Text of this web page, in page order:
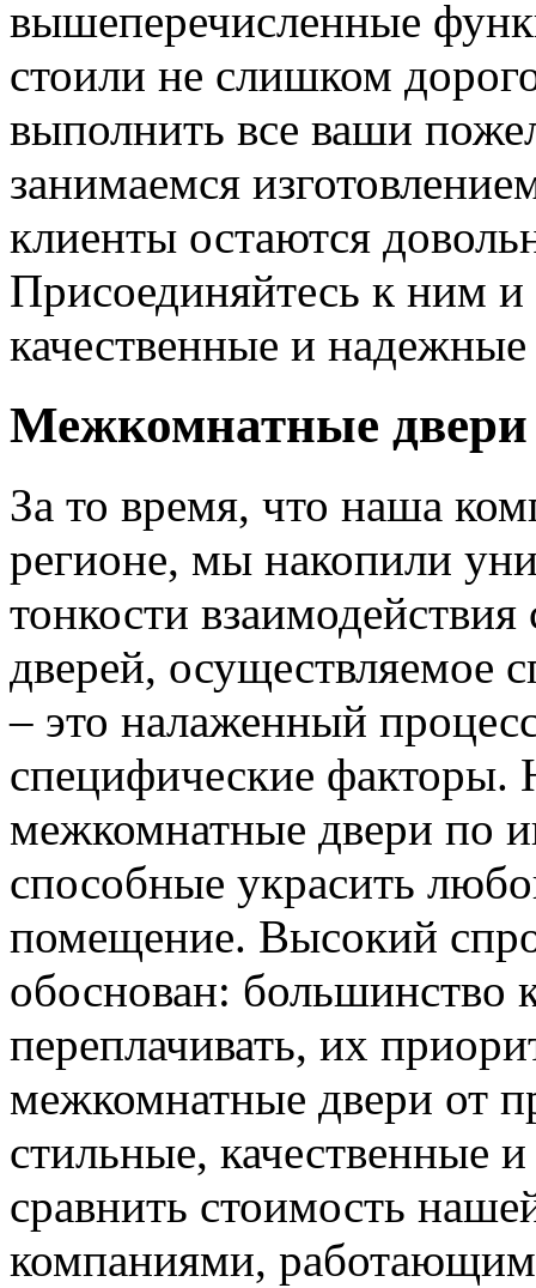
вышеперечисленные
стоили не слишком
выполнить все ваши
занимаемся
клиенты остаются
Присоединяйтесь к ним
качественные и
Межкомнатные двери
За то время, что наша
регионе, мы накопили
тонкости
дверей, осуществляемое
– это налаженный
специфические
межкомнатные двери по
способные украсить
помещение. Высокий
обоснован: большинство
переплачивать, их
межкомнатные двери от
стильные, качественные
сравнить стоимость
компаниями,